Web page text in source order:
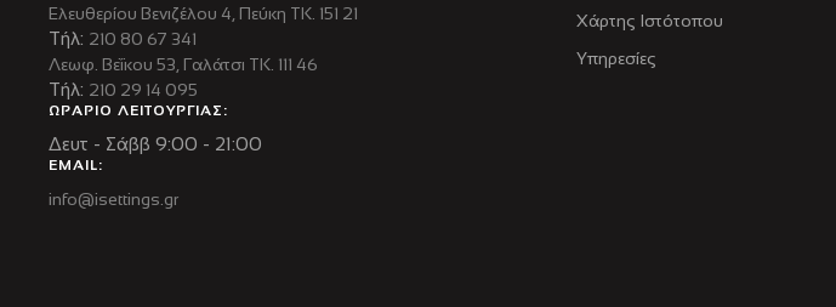
Ελευθερίου Βενιζέλου 4, Πεύκη ΤΚ. 151 21
Τήλ: 210 80 67 341
Λεωφ. Βεΐκου 53, Γαλάτσι ΤΚ. 111 46
Τήλ: 210 29 14 095
ΩΡΑΡΙΟ ΛΕΙΤΟΥΡΓΙΑΣ:
Δευτ - Σάββ 9:00 - 21:00
EMAIL:
info@isettings.gr
Χάρτης Ιστότοπου
Υπηρεσίες